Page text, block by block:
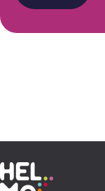
Haute École Libre Mosane